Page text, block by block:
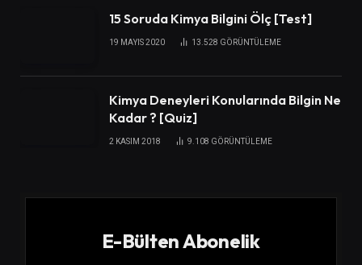
15 Soruda Kimya Bilgini Ölç [Test]
19 MAYIS 2020 13.528 GÖRÜNTÜLEME
Kimya Deneyleri Konularında Bilgin Ne
Kadar ? [Quiz]
2 KASIM 2018 9.108 GÖRÜNTÜLEME
E-Bülten Abonelik